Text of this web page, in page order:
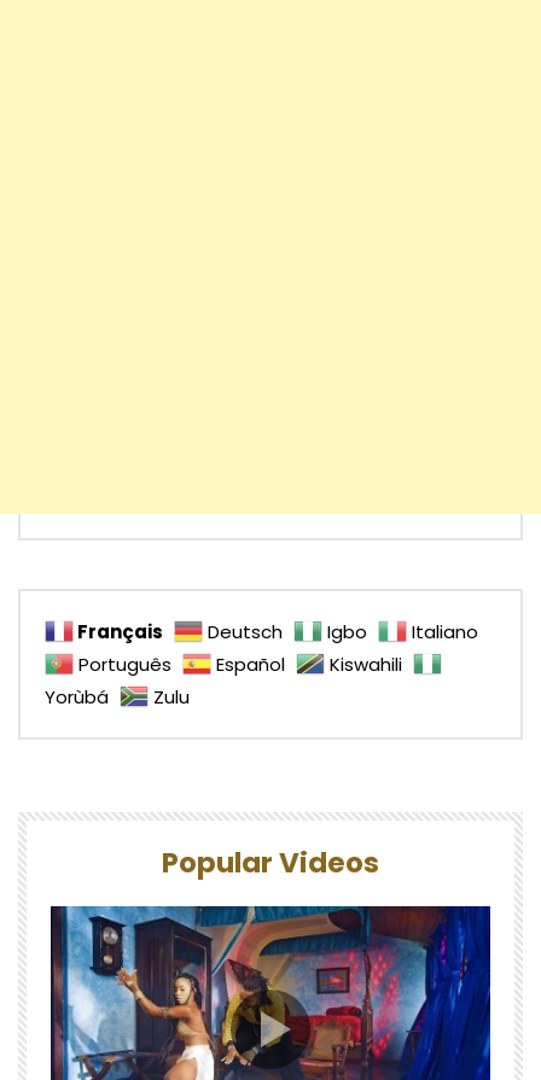
Français Deutsch Igbo
Italiano
Português
Español
Kiswahili
Yorùbá
Zulu
Popular Videos